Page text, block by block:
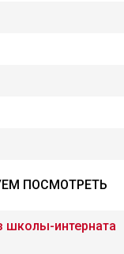
ПОСМОТРЕТЬ
школы-интерната